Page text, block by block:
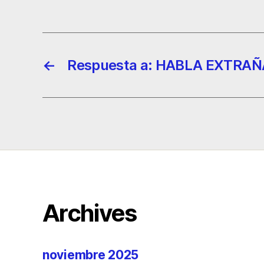
← Respuesta a: HABLA
Archives
noviembre 2025